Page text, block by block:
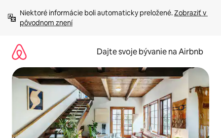
obsah.
Niektoré informácie boli automaticky preložené. Zobraziť v
pôvodnom znení
Dajte svoje bývanie na Airbnb